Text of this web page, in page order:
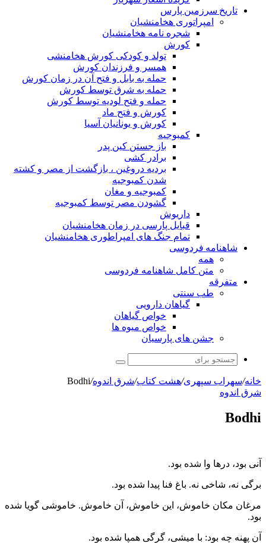
تاریخ سرزمین پارس
امپراتوری هخامنشیان
شجره نامه هخامنشیان
کورش
تولد و کودکی کورش هخامنشی
همسر و فرزندان کورش
حمله به بابل و فتح آن در زمان کورش
حمله به شرق توسط کورش
حمله و فتح لودیه توسط کورش
کورش و فتح ماد
کورش و یونانیان آسیا
کمبوجیه
باز جستن کین پدر
برادر کشی
بردیه دروغین ، بازگشت از مصر و کشته
شدن کمبوجیه
کمبوجیه و مغان
گشودن مصر توسط کمبوجیه
داریوش
قبایل پارسی در زمان هخامنشیان
تمام جنگ های امپراطوری هخامنشیان
شاهنامه فردوسی
همه
متن کامل شاهنامه فردوسی
متفرقه
طب سنتی
گیاهان دارویی
خواص گیاهان
خواص میوه ها
جشن های پارسیان
جستجو
برای
خانه/سهراب سپهری/هشت کتاب/شرق اندوه/
Bodhi
شرق اندوه
Bodhi
آنی بود، درها وا شده بود.
برگی نه، شاخی نه. باغ فنا پیدا شده بود.
مرغان مکان خاموش، این خاموش، آن خاموش. خاموشی گویا شده
بود.
آن پهنه چه بود: با میشی، گرگی همپا شده بود.